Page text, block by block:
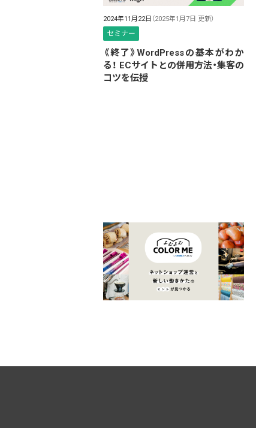
2024年11月22日 （2025年1月7日 更新）
セミナー
《終了》WordPressの基本がわか
る！ ECサイトとの併用方法・集客の
コツを伝授